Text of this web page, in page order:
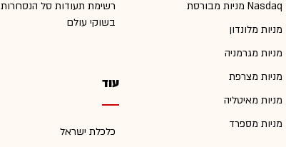
מניות מבורסת Nasdaq
מניות מלונדון
מניות מגרמניה
מניות מצרפת
מניות מאיטליה
מניות מספרד
רשימת תעודות סל הנסחרות
בשוקי עולם
עוד
כלכלת ישראל